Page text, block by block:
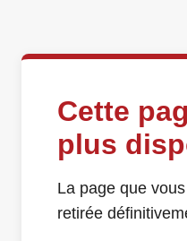
Cette
plus
La page que
retirée